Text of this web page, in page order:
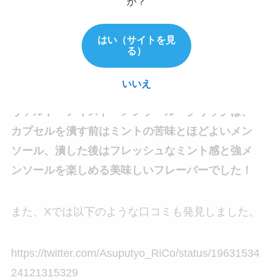
・ミントの味わいが好きな方
ヴァルト・アイスド・メンソール・クリックは、
カプセルを潰す前はミントの苦味とほどよいメン
ソール、潰した後はフレッシュなミント感と強メ
ンソールを楽しめる美味しいフレーバーでした！
また、Xでは以下のような口コミも発見しました。
https://twitter.com/Asuputyo_RiCo/status/19631534
24121315329
はい（サイトを見
る）
いいえ